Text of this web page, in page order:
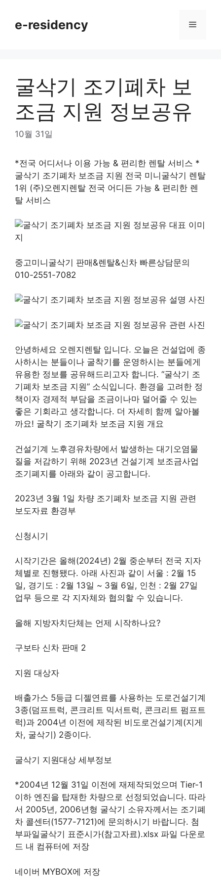
contente-residency Menu
굴삭기 조기폐차 보
조금 지원 정보공유
10월 31일
*전국 어디서나 이용 가능 & 편리한 렌탈 서비스 *
굴삭기 조기폐차 보조금 지원 전국 미니굴삭기 렌탈
1위 (주)오렌지렌탈 전국 어디든 가능 & 편리한 렌
탈 서비스
중고미니굴삭기 판매&렌탈&신차 빠른상담문의
010-2551-7082
안녕하세요 오렌지렌탈 입니다. 오늘은 건설업에 종
사하시는 분들이나 굴착기를 운영하시는 분들에게
유용한 정보를 공유해드리고자 합니다. “굴삭기 조
기폐차 보조금 지원” 소식입니다. 환경을 고려한 정
책이자 경제적 부담을 조금이나마 덜어줄 수 있는
좋은 기회라고 생각합니다. 더 자세히 함께 알아볼
까요! 굴착기 조기폐차 보조금 지원 개요
건설기계 노후경유차량에서 발생하는 대기오염물
질을 저감하기 위해 2023년 건설기계 보조금사업
조기폐지를 아래와 같이 공고합니다.
2023년 3월 1일 차량 조기폐차 보조금 지원 관련
보도자료 환경부
신청시기
시작기간은 올해(2024년) 2월 중순부터 전국 지자
체별로 진행됐다. 아래 사진과 같이 서울 : 2월 15
일, 경기도 : 2월 13일 ~ 3월 6일, 인천 : 2월 27일
업무 등으로 각 지자체와 협의할 수 있습니다.
올해 지방자치단체는 언제 시작하나요?
구보타 신차 판매 2
지원 대상자
배출가스 5등급 디젤연료를 사용하는 도로건설기계
3종(덤프트럭, 콘크리트 믹서트럭, 콘크리트 펌프트
럭)과 2004년 이전에 제작된 비도로건설기계(지게
차, 굴삭기) 2종이다.
굴삭기 지원대상 세부정보
*2004년 12월 31일 이전에 재제작되었으며 Tier-1
이하 엔진을 탑재한 차량으로 선정되었습니다. 따라
서 2005년, 2006년형 굴삭기 소유자께서는 조기폐
차 콜센터(1577-7121)에 문의하시기 바랍니다. 첨
부파일굴삭기 표준시가(참고자료).xlsx 파일 다운로
드 내 컴퓨터에 저장
네이버 MYBOX에 저장